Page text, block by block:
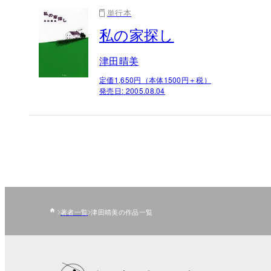
単行本
私の家探し
津田晴美
定価1,650円（本体1500円＋税）
発売日: 2005.08.04
著者一覧 津田晴美の作品一覧